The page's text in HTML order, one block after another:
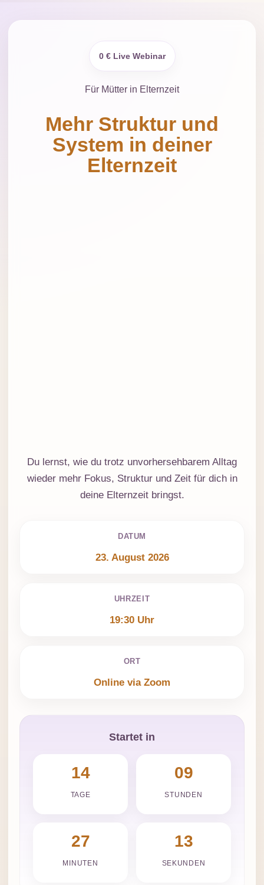
0 € Live Webinar
Für Mütter in Elternzeit
Mehr Struktur und
System in deiner
Elternzeit
Du lernst, wie du trotz unvorhersehbarem Alltag
wieder mehr Fokus, Struktur und Zeit für dich in
deine Elternzeit bringst.
DATUM
23. August 2026
UHRZEIT
19:30 Uhr
ORT
Online via Zoom
Startet in
14
TAGE
09
STUNDEN
27
MINUTEN
12
SEKUNDEN